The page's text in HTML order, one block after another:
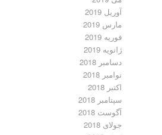
آوریل 2019
مارس 2019
فوریه 2019
ژانویه 2019
دسامبر 2018
نوامبر 2018
اکتبر 2018
سپتامبر 2018
آگوست 2018
جولای 2018